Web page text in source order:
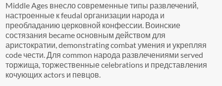
Middle Ages внесло современные типы развлечений,
настроенные к feudal организации народа и
преобладанию церковной конфессии. Воинские
состязания became основным действом для
аристократии, demonstrating combat умения и укрепляя
code чести. Для common народа развлечениями served
торжища, торжественные celebrations и представления
кочующих actors и певцов.